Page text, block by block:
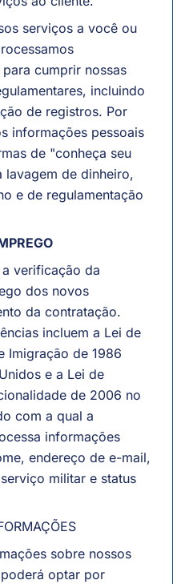
serviços a você ou
cumprir nossas
incluindo
de registros. Por
informações pessoais
de "conheça seu
lavagem de dinheiro,
e de regulamentação
verificação da
dos novos
da contratação.
incluem a Lei de
Imigração de 1986
e a Lei de
de 2006 no
com a qual a
informações
endereço de e-mail,
militar e status
sobre nossos
optar por